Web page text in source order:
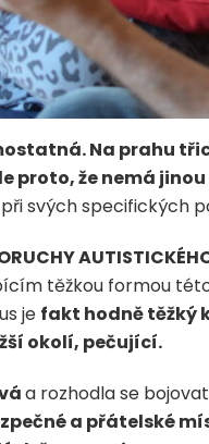
Na prahu
proto, že nemá
svých specifických
těžkou formou
je fakt hodně těžký
okolí, pečující.
a rozhodla se
a přátelské